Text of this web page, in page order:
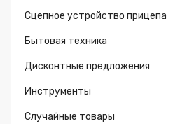
Сцепное устройство прицепа
Бытовая техника
Дисконтные предложения
Инструменты
Случайные товары